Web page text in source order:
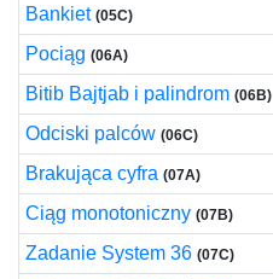
Bankiet (05C)
Pociąg (06A)
Bitib Bajtjab i palindrom (06B)
Odciski palców (06C)
Brakująca cyfra (07A)
Ciąg monotoniczny (07B)
Zadanie System 36 (07C)